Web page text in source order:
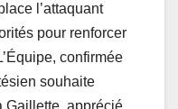
l’attaquant
pour renforcer
confirmée
souhaite